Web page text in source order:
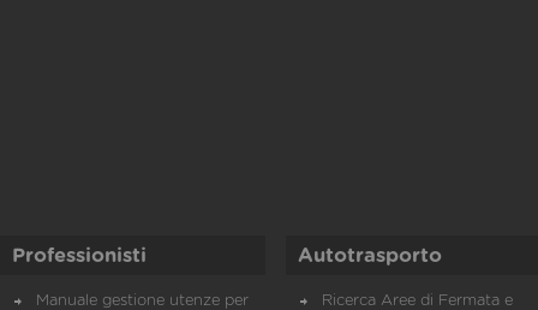
Professionisti
Manuale gestione utenze per
Autotrasporto
Ricerca Aree di Fermata e